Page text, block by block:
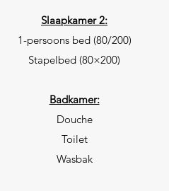
Slaapkamer 2:
1-persoons bed (80/200)
Stapelbed (80×200)
Badkamer:
Douche
Toilet
Wasbak